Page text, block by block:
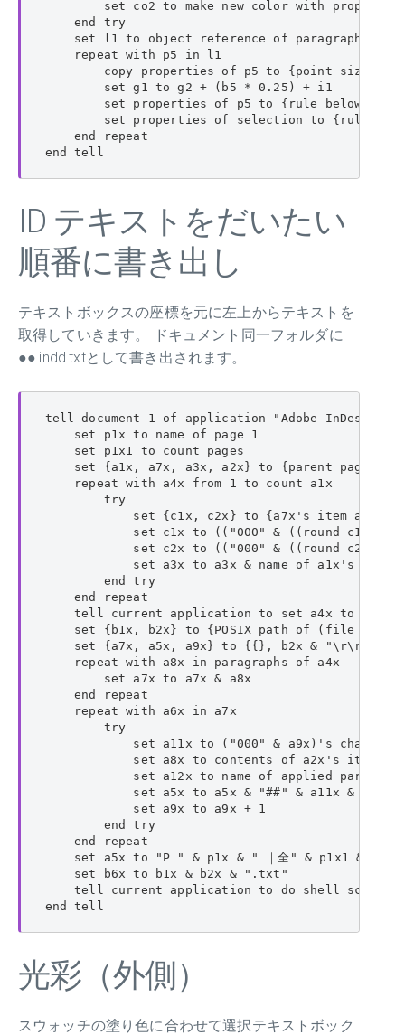
set co2 to make new color with
    end try
set l1 to object reference of paragraphs of
    repeat with p5 in l1
copy properties of p5 to {point size:b5,
        set g1 to g2 + (b5 * 0.25) + i1
set properties of p5 to {rule below
set properties of selection to {rule
    end repeat
end tell
ID テキストをだいたい
順番に書き出し
テキストボックスの座標を元に左上からテキストを
取得していきます。 ドキュメント同一フォルダに
●●.indd.txtとして書き出されます。
tell document 1 of application "Adobe InDesign
    set p1x to name of page 1
    set p1x1 to count pages
set {a1x, a7x, a3x, a2x} to {parent page of
    repeat with a4x from 1 to count a1x
        try
set {c1x, c2x} to {a7x's item a4x's
set c1x to (("000" & ((round c1x
set c2x to (("000" & ((round c2x
set a3x to a3x & name of a1x's item
        end try
    end repeat
tell current application to set a4x to do
set {b1x, b2x} to {POSIX path of (file path
    set {a7x, a5x, a9x} to {{}, b2x & "\r\r", 0}
    repeat with a8x in paragraphs of a4x
        set a7x to a7x & a8x
    end repeat
    repeat with a6x in a7x
        try
set a11x to ("000" & a9x)'s
set a8x to contents of a2x's item
set a12x to name of applied
set a5x to a5x & "##" & a11x & "_"
            set a9x to a9x + 1
        end try
    end repeat
set a5x to "P " & p1x & " ｜全" & p1x1 & "ペ
    set b6x to b1x & b2x & ".txt"
tell current application to do shell script
end tell
光彩（外側）
スウォッチの塗り色に合わせて選択テキストボック